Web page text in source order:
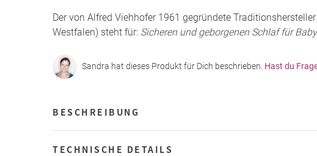
Der von Alfred Viehhofer 1961 gegründete Traditionshersteller
Westfalen) steht für: Sicheren und geborgenen Schlaf für
Sandra hat dieses Produkt für Dich beschrieben. Hast du
BESCHREIBUNG
TECHNISCHE DETAILS